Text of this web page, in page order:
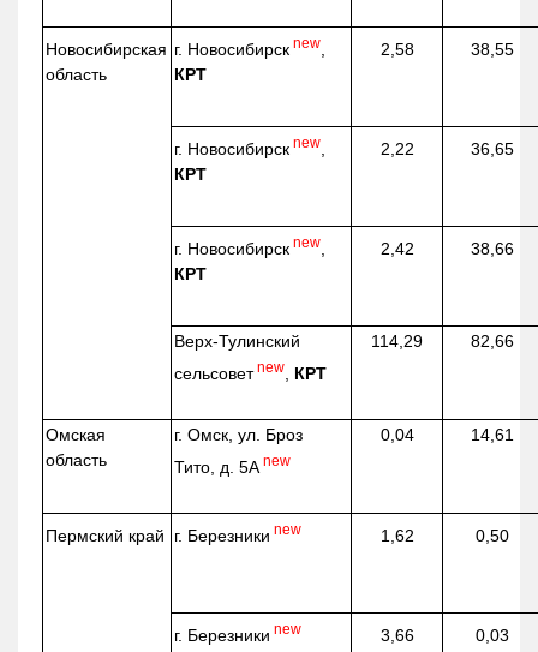
Новосибирская
область
г. Новосибирск new
КРТ
2,58 38,55
г. Новосибирск new
КРТ
2,22 36,65
г. Новосибирск new
КРТ
2,42 38,66
Верх-Тулинский
сельсовет new КРТ
114,29 82,66
Омская
область
г. Омск, ул. Броз
Тито, д. 5А new
0,04 14,61
Пермский край г. Березники new 1,62 0,50
г. Березники new 3,66 0,03